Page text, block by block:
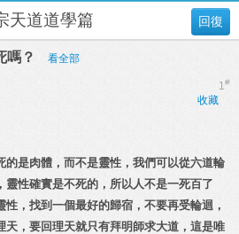
回復
天道道學篇
嗎？ 看全部
1#
收藏
的是肉體，而不是靈性，我們可以從六道輪
靈性確實是不死的，所以人不是一死百了
性，找到一個最好的歸宿，不要再受輪迴，
天，要回理天就只有拜明師求大道，這是唯